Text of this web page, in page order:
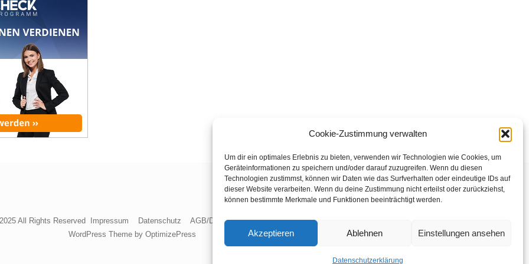
Cookie-Zustimmung verwalten
Um dir ein optimales Erlebnis zu bieten, verwenden wir Technologien wie Cookies, um
Geräteinformationen zu speichern und/oder darauf zuzugreifen. Wenn du diesen
Technologien zustimmst, können wir Daten wie das Surfverhalten oder eindeutige IDs auf
dieser Website verarbeiten. Wenn du deine Zustimmung nicht erteilst oder zurückziehst,
können bestimmte Merkmale und Funktionen beeinträchtigt werden.
Akzeptieren Ablehnen Einstellungen ansehen
Datenschutzerklärung
All Rights Reserved Impressum Datenschutz AGB/Disclaimer Fakten
WordPress Theme by OptimizePress